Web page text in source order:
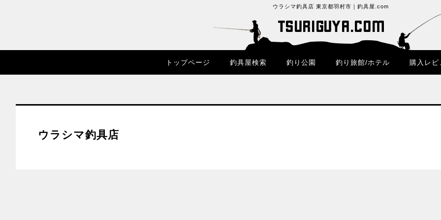
ウラシマ釣具店 東京都羽村市｜釣具屋.com
トップページ 釣具屋検索 釣り公園 釣り旅館/ホテル 購入レビ
ウラシマ釣具店